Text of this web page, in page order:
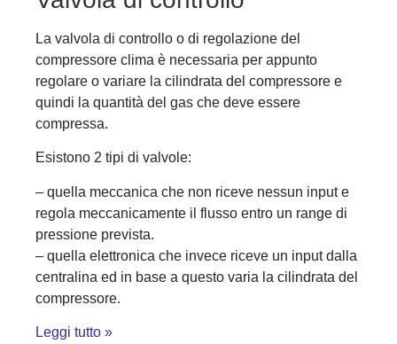
La valvola di controllo o di regolazione del
compressore clima è necessaria per appunto
regolare o variare la cilindrata del compressore e
quindi la quantità del gas che deve essere
compressa.
Esistono 2 tipi di valvole:
– quella meccanica che non riceve nessun input e
regola meccanicamente il flusso entro un range di
pressione prevista.
– quella elettronica che invece riceve un input dalla
centralina ed in base a questo varia la cilindrata del
compressore.
Leggi tutto »